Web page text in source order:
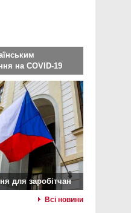
на COVID-19
для заробітчан
Всі новини